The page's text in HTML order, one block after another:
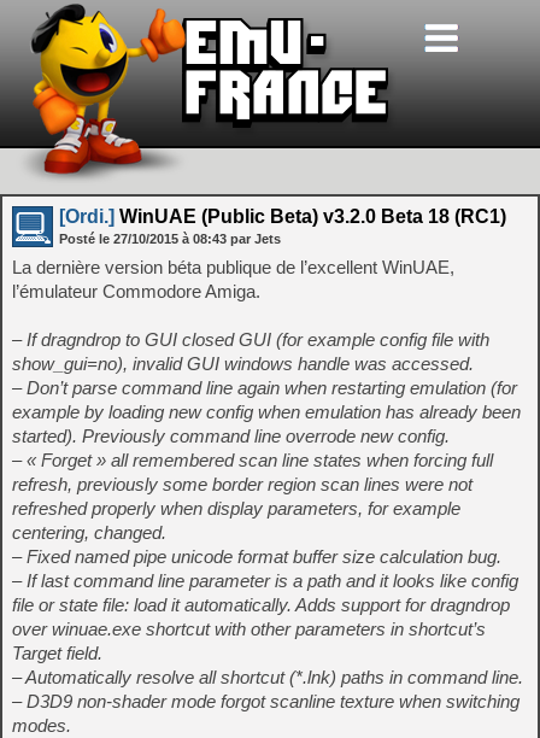
[Ordi.] WinUAE (Public Beta) v3.2.0 Beta 18 (RC1)
Posté le 27/10/2015 à 08:43 par Jets
La dernière version béta publique de l’excellent WinUAE,
l’émulateur Commodore Amiga.
– If dragndrop to GUI closed GUI (for example config file with
show_gui=no), invalid GUI windows handle was accessed.
– Don’t parse command line again when restarting emulation (for
example by loading new config when emulation has already been
started). Previously command line overrode new config.
– « Forget » all remembered scan line states when forcing full
refresh, previously some border region scan lines were not
refreshed properly when display parameters, for example
centering, changed.
– Fixed named pipe unicode format buffer size calculation bug.
– If last command line parameter is a path and it looks like config
file or state file: load it automatically. Adds support for dragndrop
over winuae.exe shortcut with other parameters in shortcut’s
Target field.
– Automatically resolve all shortcut (*.lnk) paths in command line.
– D3D9 non-shader mode forgot scanline texture when switching
modes.